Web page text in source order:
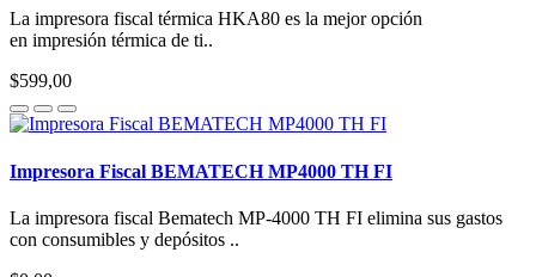
La impresora fiscal térmica HKA80 es la mejor opción
en impresión térmica de ti..
$599,00
Impresora Fiscal BEMATECH MP4000 TH FI
La impresora fiscal Bematech MP-4000 TH FI elimina sus gastos
con consumibles y depósitos ..